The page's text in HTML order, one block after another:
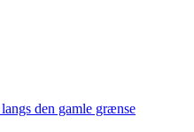
den gamle grænse